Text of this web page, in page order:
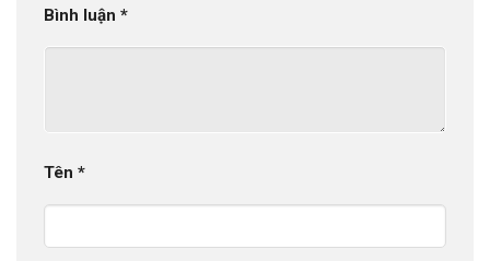
Bình luận *
Tên *